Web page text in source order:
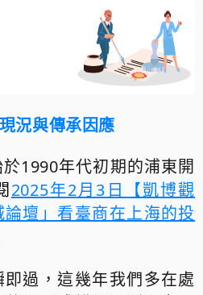
況與傳承因應
1990年代初期的浦東開
2025年2月3 日
【凱博觀
壇」看臺商在上海的投
過，這幾年我們多在處